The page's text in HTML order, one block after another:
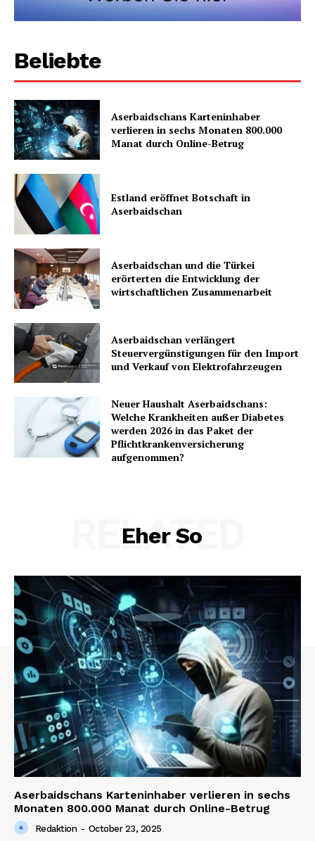
Beliebte
Aserbaidschans Karteninhaber
verlieren in sechs Monaten 800.000
Manat durch Online-Betrug
Estland eröffnet Botschaft in
Aserbaidschan
Aserbaidschan und die Türkei
erörterten die Entwicklung der
wirtschaftlichen Zusammenarbeit
Aserbaidschan verlängert
Steuervergünstigungen für den Import
und Verkauf von Elektrofahrzeugen
Neuer Haushalt Aserbaidschans:
Welche Krankheiten außer Diabetes
werden 2026 in das Paket der
Pflichtkrankenversicherung
aufgenommen?
Eher So
RELATED
Aserbaidschans Karteninhaber verlieren in sechs
Monaten 800.000 Manat durch Online-Betrug
Redaktion - October 23, 2025